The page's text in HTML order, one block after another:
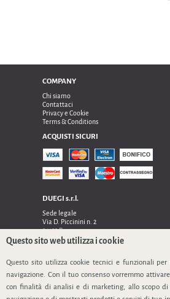
COMPANY
Chi siamo
Contattaci
Privacy e Cookie
Terms & Conditions
ACQUISTI SICURI
DUEGI s.r.l.
Sede legale
Via D. Piccinini n. 2
24122 Bergamo
Sede operativa e amministrativa:
24048 Treviolo (Bg)
TEL 0354128024, FAX 0354129132
P.IVA 03535240166
SEGUICI
Questo sito web utilizza i cookie
Questo sito utilizza cookie tecnici e funzionali
navigazione. Con il tuo consenso vorremmo
con finalità di analisi e di marketing, allo scopo